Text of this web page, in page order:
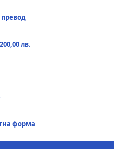
лв.
форма